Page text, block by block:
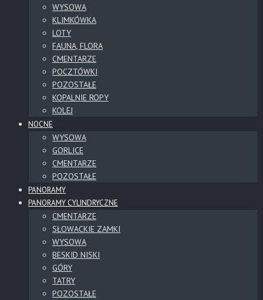
WYSOWA
KLIMKÓWKA
LOTY
FAUNA, FLORA
CMENTARZE
POCZTÓWKI
POZOSTAŁE
KOPALNIE ROPY
KOLEJ
NOCNE
WYSOWA
GORLICE
CMENTARZE
POZOSTAŁE
PANORAMY
PANORAMY CYLINDRYCZNE
CMENTARZE
SŁOWACKIE ZAMKI
WYSOWA
BESKID NISKI
GÓRY
TATRY
POZOSTAŁE